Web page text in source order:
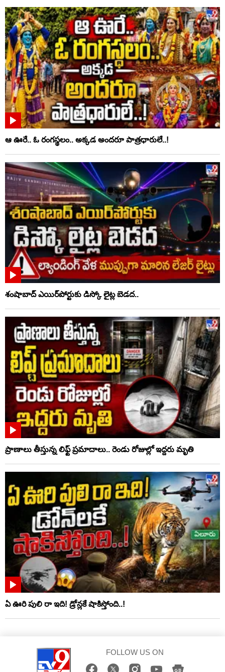
ఆ ఊరే.. ఓ రంగస్థలం.. అక్కడ అందరూ పాత్రధారులే..!
శంషాబాద్ ఎయిర్‌పోర్టుకు డిస్కో లైట్ల బెడద..
ప్రాణాలు తీస్తున్న లిఫ్ట్‌ ప్రమాదాలు.. రెండు రోజుల్లో ఇద్దరు మృతి
ఏ ఊరి పులి రా ఇది! డ్రోన్లకే షాకిస్తోంది..!
FOLLOW US ON